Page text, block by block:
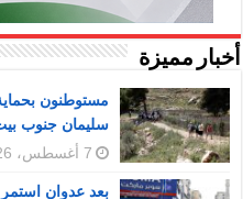
أخبار مميزة
مستوطنون
سليمان جنوب
7 أغسطس، 2026
بعد عدوان